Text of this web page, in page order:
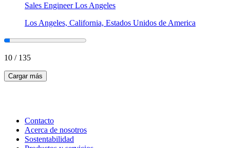
Sales Engineer Los Angeles
Los Angeles, California, Estados Unidos de America
10 / 135
Cargar más
Contacto
Acerca de nosotros
Sostentabilidad